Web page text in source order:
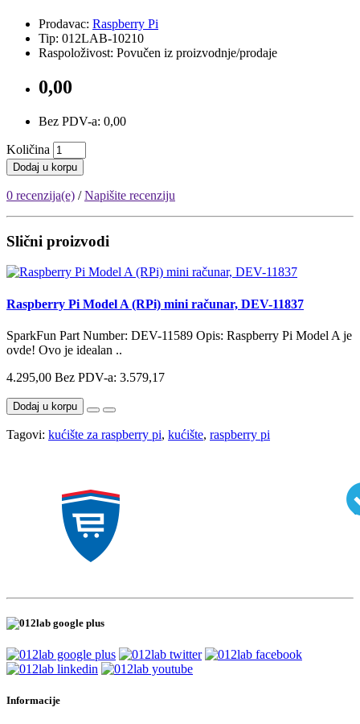
Prodavac: Raspberry Pi
Tip: 012LAB-10210
Raspoloživost: Povučen iz proizvodnje/prodaje
0,00
Bez PDV-a: 0,00
Količina
Dodaj u korpu
0 recenzija(e) /Napišite recenziju
Slični proizvodi
Raspberry Pi Model A (RPi) mini računar, DEV-11837
SparkFun Part Number: DEV-11589 Opis: Raspberry Pi Model A je
ovde! Ovo je idealan ..
4.295,00 Bez PDV-a: 3.579,17
Dodaj u korpu
Tagovi: kućište za raspberry pi, kućište, raspberry pi
Informacije